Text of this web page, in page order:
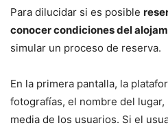
Para dilucidar si es posible
conocer condiciones del
simular un proceso de reserva.
En la primera pantalla, la
fotografías, el nombre del
media de los usuarios. Si el